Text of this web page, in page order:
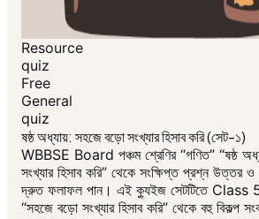
Resource
quiz
Free
General
quiz
ষষ্ঠ অধ্যায়: সহজে বড়ো সংখ্যার হিসাব করি (সেট-১)
WBBSE Board পঞ্চম শ্রেণির “গণিত” “ষষ্ঠ
সংখ্যার হিসাব করি” থেকে সংক্ষিপ্ত প্রশ্ন
দ্রুত ফলাফল পান। এই ক্যুইজ সেটটিতে
“সহজে বড়ো সংখ্যার হিসাব করি” থেকে বহু বিকল্প